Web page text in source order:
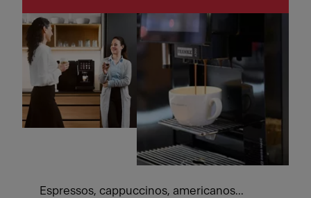
Espressos, cappuccinos, americanos...